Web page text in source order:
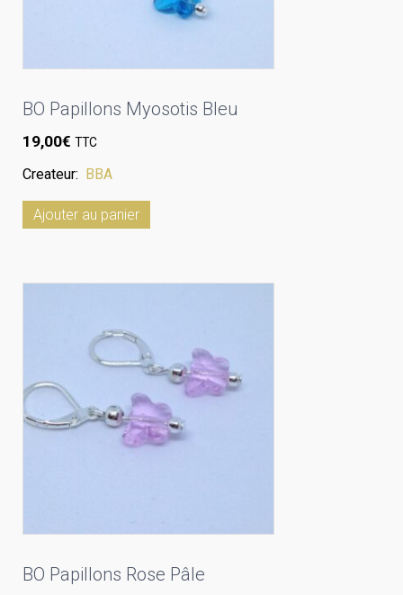
BO Papillons Myosotis Bleu
19,00€ TTC
Createur: BBA
Ajouter au panier
BO Papillons Rose Pâle